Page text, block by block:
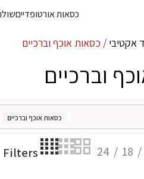
כסאות אורטופדיים
אקטיבי כסאות אוכף וברכיים
וברכיים
כסאות אוכף וברכיים
18
24
Filters